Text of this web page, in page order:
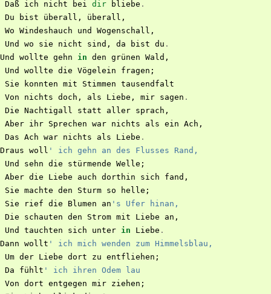
Daß ich nicht bei dir bliebe .
Du
bist überall , überall ,
Wo Windeshauch und Wogenschall ,
Und
wo sie nicht sind , da bist du .
Und
wollte gehn in den grünen Wald ,
Und
wollte die Vögelein fragen ;
Sie
konnten mit Stimmen tausendfalt
Von
nichts doch , als Liebe , mir sagen .
Die Nachtigall statt aller sprach ,
Aber ihr Sprechen war nichts als ein Ach ,
Das Ach war nichts als Liebe .
Draus woll ' ich gehn an des Flusses Rand,
Und
sehn die stürmende Welle ;
Aber die Liebe auch dorthin sich fand ,
Sie machte den Sturm so helle ;
Sie
rief die Blumen an 's Ufer hinan,
Die
schauten den Strom mit Liebe an ,
Und
tauchten sich unter in Liebe .
Dann wollt ' ich mich wenden zum Himmelsblau,
Um der Liebe dort zu entfliehen ;
Da
fühlt ' ich ihren Odem lau
Von dort entgegen mir ziehen ;